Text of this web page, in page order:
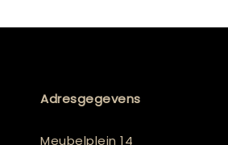
Adresgegevens
Meubelplein 14